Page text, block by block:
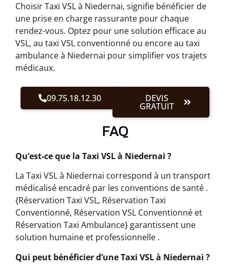
Choisir Taxi VSL à Niedernai, signifie bénéficier de
une prise en charge rassurante pour chaque
rendez-vous. Optez pour une solution efficace au
VSL, au taxi VSL conventionné ou encore au taxi
ambulance à Niedernai pour simplifier vos trajets
médicaux.
09.75.18.12.30 DEVIS
GRATUIT
FAQ
Qu’est-ce que la Taxi VSL à Niedernai ?
La Taxi VSL à Niedernai correspond à un transport
médicalisé encadré par les conventions de santé .
{Réservation Taxi VSL, Réservation Taxi
Conventionné, Réservation VSL Conventionné et
Réservation Taxi Ambulance} garantissent une
solution humaine et professionnelle .
Qui peut bénéficier d’une Taxi VSL à Niedernai ?